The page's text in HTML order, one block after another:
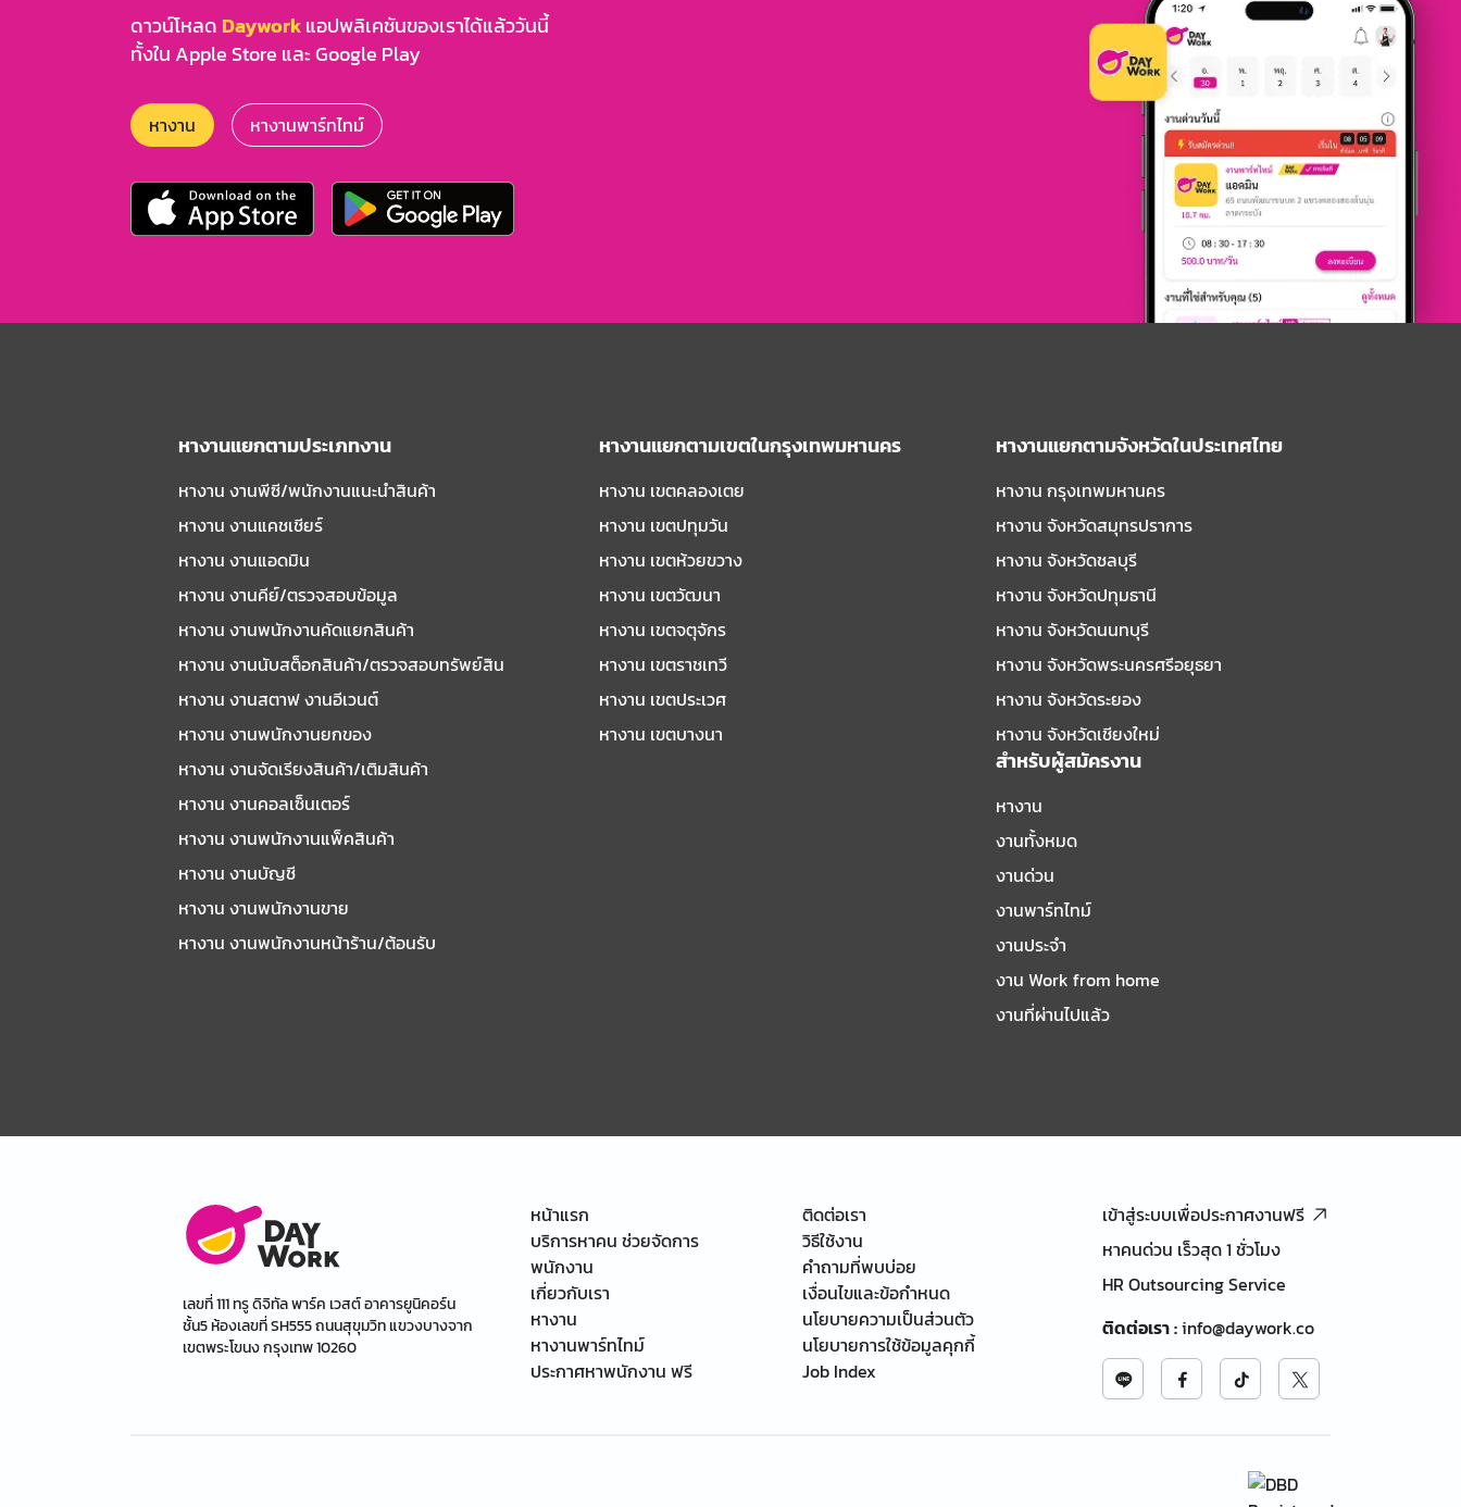
ดาวน์โหลด Dayworkแอปพลิเคชันของเราได้แล้ววันนี้
ทั้งใน Apple Store และ Google Play
หางาน หางานพาร์ทไทม์
หางานแยกตามประเภทงาน
หางาน งานพีซี/พนักงานแนะนําสินค้า
หางาน งานแคชเชียร์
หางาน งานแอดมิน
หางาน งานคีย์/ตรวจสอบข้อมูล
หางาน งานพนักงานคัดแยกสินค้า
หางาน งานนับสต็อกสินค้า/ตรวจสอบทรัพย์สิน
หางาน งานสตาฟ งานอีเวนต์
หางาน งานพนักงานยกของ
หางาน งานจัดเรียงสินค้า/เติมสินค้า
หางาน งานคอลเซ็นเตอร์
หางาน งานพนักงานแพ็คสินค้า
หางาน งานบัญชี
หางาน งานพนักงานขาย
หางาน งานพนักงานหน้าร้าน/ต้อนรับ
หางานแยกตามเขตในกรุงเทพมหานคร
หางาน เขตคลองเตย
หางาน เขตปทุมวัน
หางาน เขตห้วยขวาง
หางาน เขตวัฒนา
หางาน เขตจตุจักร
หางาน เขตราชเทวี
หางาน เขตประเวศ
หางาน เขตบางนา
หางานแยกตามจังหวัดในประเทศไทย
หางาน กรุงเทพมหานคร
หางาน จังหวัดสมุทรปราการ
หางาน จังหวัดชลบุรี
หางาน จังหวัดปทุมธานี
หางาน จังหวัดนนทบุรี
หางาน จังหวัดพระนครศรีอยุธยา
หางาน จังหวัดระยอง
หางาน จังหวัดเชียงใหม่
สำหรับผู้สมัครงาน
หางาน
งานทั้งหมด
งานด่วน
งานพาร์ทไทม์
งานประจำ
งาน Work from home
งานที่ผ่านไปแล้ว
เลขที่ 111 ทรู ดิจิทัล พาร์ค เวสต์ อาคารยูนิคอร์น
ชั้น5 ห้องเลขที่ SH555 ถนนสุขุมวิท แขวงบางจาก
เขตพระโขนง กรุงเทพ 10260
หน้าแรก
บริการหาคน ช่วยจัดการ
พนักงาน
เกี่ยวกับเรา
หางาน
หางานพาร์ทไทม์
ประกาศหาพนักงาน ฟรี
ติดต่อเรา
วิธีใช้งาน
คำถามที่พบบ่อย
เงื่อนไขและข้อกำหนด
นโยบายความเป็นส่วนตัว
นโยบายการใช้ข้อมูลคุกกี้
Job Index
เข้าสู่ระบบเพื่อประกาศงานฟรี
หาคนด่วน เร็วสุด 1 ชั่วโมง
HR Outsourcing Service
ติดต่อเรา:info@daywork.co